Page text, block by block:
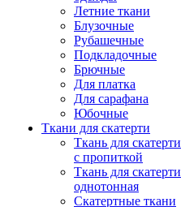
Летние ткани
Блузочные
Рубашечные
Подкладочные
Брючные
Для платка
Для сарафана
Юбочные
Ткани для скатерти
Ткань для скатерти
с пропиткой
Ткань для скатерти
однотонная
Скатертные ткани